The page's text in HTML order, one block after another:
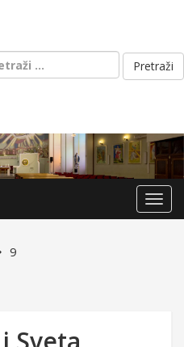
Pretraži:
9